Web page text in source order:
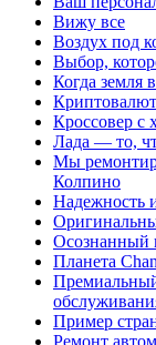
Вижу все
Воздух под
Выбор,
Когда земля
Кроссовер с
Лада — то,
Мы
Колпино
Надежность
Осознанный
Планета
Пример